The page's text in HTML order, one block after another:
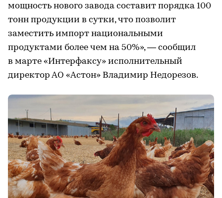
мощность нового завода составит порядка 100
тонн продукции в сутки, что позволит
заместить импорт национальными
продуктами более чем на 50%», — сообщил
в марте «Интерфаксу» исполнительный
директор АО «Астон» Владимир Недорезов.